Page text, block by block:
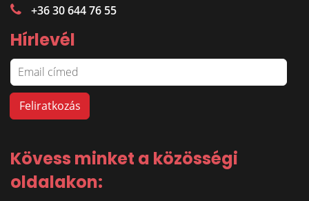
+36 30 644 76 55
Hírlevél
Kövess minket a közösségi
oldalakon: